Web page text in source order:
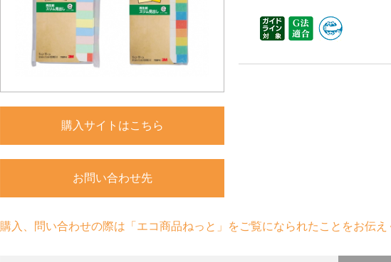
購入サイトはこちら
お問い合わせ先
購入、問い合わせの際は「エコ商品ねっと」をご覧になられたことをお伝え